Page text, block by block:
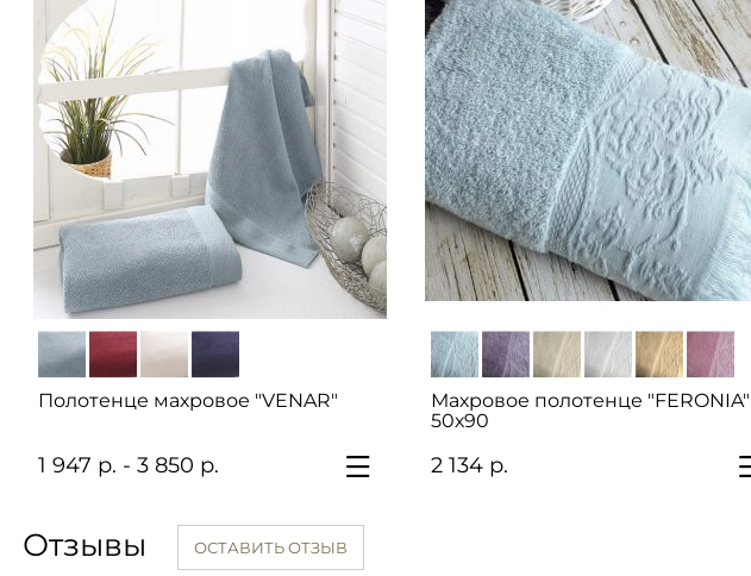
Полотенце махровое "VENAR"
1 947 р. - 3 850 р.
Махровое полотенце "FERONIA"
50х90
2 134 р.
Отзывы ОСТАВИТЬ ОТЗЫВ